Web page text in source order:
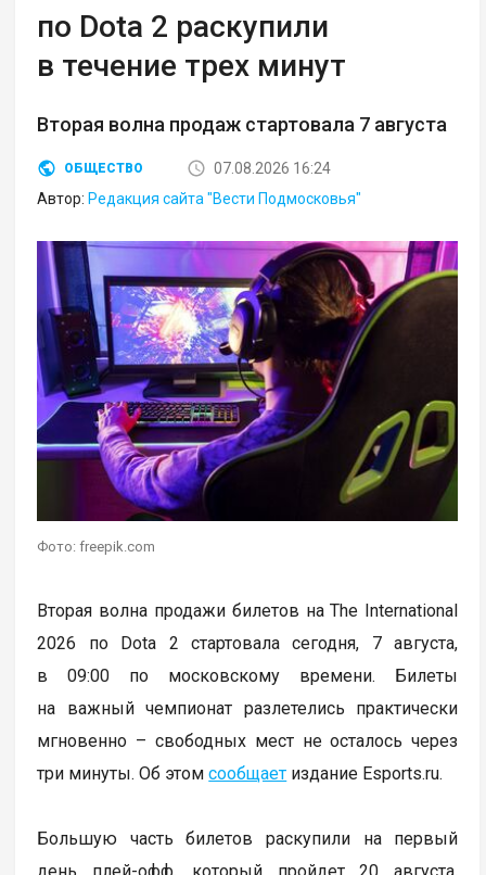
по Dota 2 раскупили
в течение трех минут
Вторая волна продаж стартовала 7 августа
ОБЩЕСТВО
07.08.2026 16:24
Автор: Редакция сайта "Вести Подмосковья"
Фото: freepik.com
Вторая волна продажи билетов на The International
2026 по Dota 2 стартовала сегодня, 7 августа,
в 09:00 по московскому времени. Билеты
на важный чемпионат разлетелись практически
мгновенно – свободных мест не осталось через
три минуты. Об этомсообщает издание Esports.ru.
Большую часть билетов раскупили на первый